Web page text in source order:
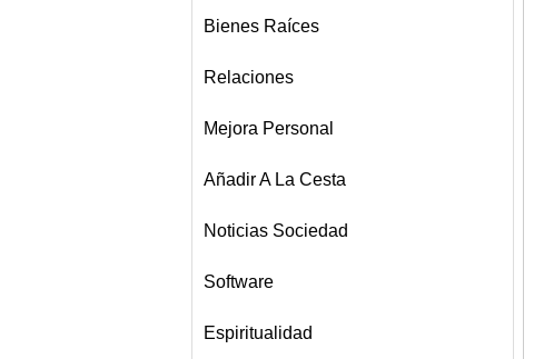
Bienes Raíces
Relaciones
Mejora Personal
Añadir A La Cesta
Noticias Sociedad
Software
Espiritualidad